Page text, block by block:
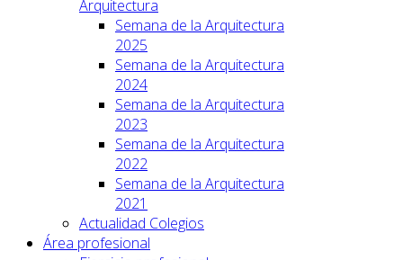
Arquitectura
Semana de la Arquitectura
2025
Semana de la Arquitectura
2024
Semana de la Arquitectura
2023
Semana de la Arquitectura
2022
Semana de la Arquitectura
2021
Actualidad Colegios
Área profesional